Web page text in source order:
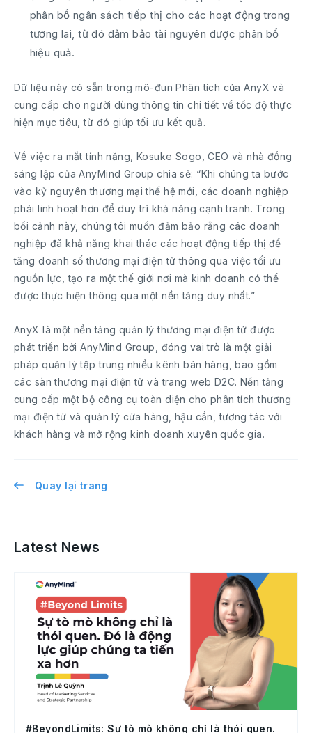
phân bổ ngân sách tiếp thị cho các hoạt động trong
tương lai, từ đó đảm bảo tài nguyên được phân bổ
hiệu quả.
Dữ liệu này có sẵn trong mô-đun Phân tích của AnyX và
cung cấp cho người dùng thông tin chi tiết về tốc độ thực
hiện mục tiêu, từ đó giúp tối ưu kết quả.
Về việc ra mắt tính năng, Kosuke Sogo, CEO và nhà đồng
sáng lập của AnyMind Group chia sẻ: “Khi chúng ta bước
vào kỷ nguyên thương mại thế hệ mới, các doanh nghiệp
phải linh hoạt hơn để duy trì khả năng cạnh tranh. Trong
bối cảnh này, chúng tôi muốn đảm bảo rằng các doanh
nghiệp đã khả năng khai thác các hoạt động tiếp thị để
tăng doanh số thương mại điện tử thông qua việc tối ưu
nguồn lực, tạo ra một thế giới nơi mà kinh doanh có thể
được thực hiện thông qua một nền tảng duy nhất.”
AnyX là một nền tảng quản lý thương mại điện tử được
phát triển bởi AnyMind Group, đóng vai trò là một giải
pháp quản lý tập trung nhiều kênh bán hàng, bao gồm
các sàn thương mại điện tử và trang web D2C. Nền tảng
cung cấp một bộ công cụ toàn diện cho phân tích thương
mại điện tử và quản lý cửa hàng, hậu cần, tương tác với
khách hàng và mở rộng kinh doanh xuyên quốc gia.
Quay lại trang
Latest News
#BeyondLimits: Sự tò mò không chỉ là thói quen.